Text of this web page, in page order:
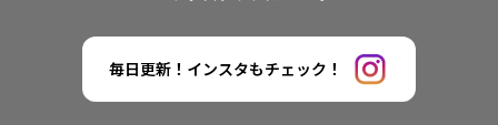
毎日更新！インスタもチェック！